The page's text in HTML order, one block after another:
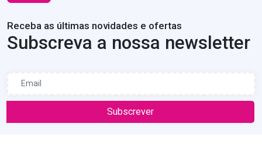
Receba as últimas novidades e ofertas
Subscreva a nossa newsletter
Subscrever